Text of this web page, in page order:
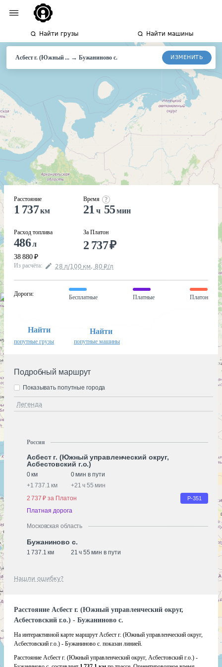
Найти грузы Найти машины
Асбест г. (Южный ... → Бужаниново с. ИЗМЕНИТЬ
Расстояние
1 737км
Расход топлива
486л
38 880 ₽
Время
21 ч 55 мин
За Платон
2 737₽
Из расчёта: 28 л/100 км, 80 ₽/л
Дороги:
Бесплатные Платные Платон
Найти
попутные грузы
Найти
попутные машины
Подробный маршрут
Легенда
Показывать попутные города
Россия
Асбест г. (Южный управленческий округ,
Асбестовский г.о.)
0 км
0 мин в пути
+1 737.1 км +21 ч 55 мин
2 737 ₽ за Платон
Р-351
Платная дорога
Московская область
Бужаниново с.
1 737.1 км 21 ч 55 мин в пути
Нашли ошибку?
Расстояние Асбест г. (Южный управленческий округ,
Асбестовский г.о.) - Бужаниново с.
На интерактивной карте маршрут Асбест г. (Южный управленческий округ,
Асбестовский г.о.) - Бужаниново с. показан линией.
Расстояние Асбест г. (Южный управленческий округ, Асбестовский г.о.) -